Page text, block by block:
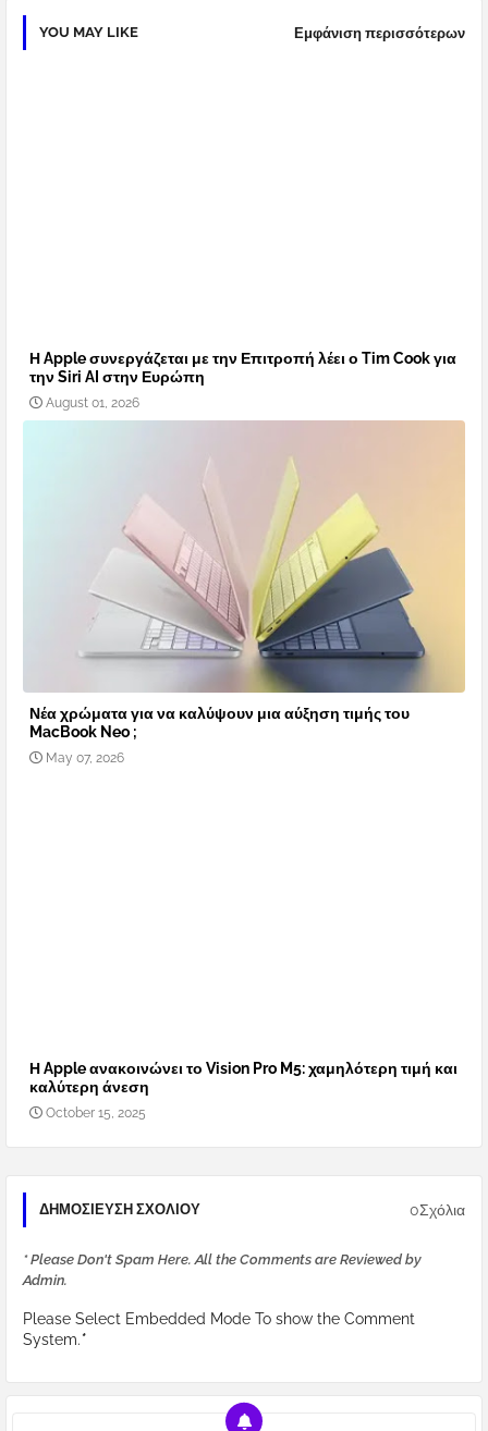
YOU MAY LIKE Εμφάνιση περισσότερων
Η Apple συνεργάζεται με την Επιτροπή λέει ο Tim Cook για
την Siri AI στην Ευρώπη
August 01, 2026
Νέα χρώματα για να καλύψουν μια αύξηση τιμής του
MacBook Neo ;
May 07, 2026
Η Apple ανακοινώνει το Vision Pro M5: χαμηλότερη τιμή και
καλύτερη άνεση
October 15, 2025
ΔΗΜΟΣΊΕΥΣΗ ΣΧΟΛΊΟΥ 0Σχόλια
* Please Don't Spam Here. All the Comments are Reviewed by
Admin.
Please Select Embedded Mode To show the Comment
System.*